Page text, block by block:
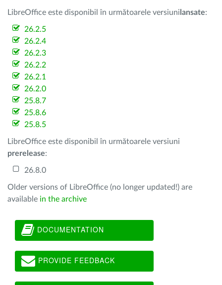
LibreOffice este disponibil în următoarele versiuni lansate:
26.2.5
26.2.4
26.2.3
26.2.2
26.2.1
26.2.0
25.8.7
25.8.6
25.8.5
LibreOffice este disponibil în următoarele versiuni
prerelease:
26.8.0
Older versions of LibreOffice (no longer updated!) are
available in the archive
DOCUMENTATION
PROVIDE FEEDBACK